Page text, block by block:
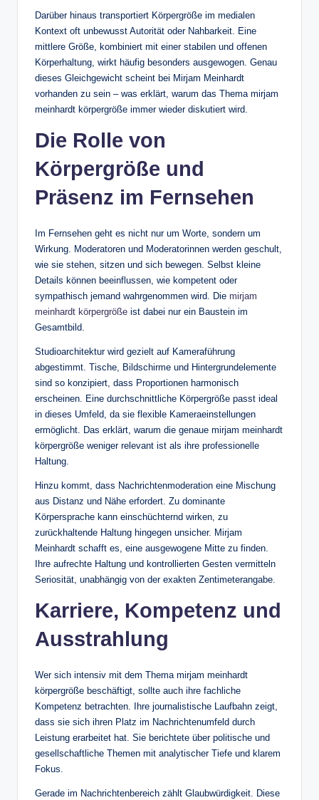
Darüber hinaus transportiert Körpergröße im medialen
Kontext oft unbewusst Autorität oder Nahbarkeit. Eine
mittlere Größe, kombiniert mit einer stabilen und offenen
Körperhaltung, wirkt häufig besonders ausgewogen. Genau
dieses Gleichgewicht scheint bei Mirjam Meinhardt
vorhanden zu sein – was erklärt, warum das Thema mirjam
meinhardt körpergröße immer wieder diskutiert wird.
Die Rolle von
Körpergröße und
Präsenz im Fernsehen
Im Fernsehen geht es nicht nur um Worte, sondern um
Wirkung. Moderatoren und Moderatorinnen werden geschult,
wie sie stehen, sitzen und sich bewegen. Selbst kleine
Details können beeinflussen, wie kompetent oder
sympathisch jemand wahrgenommen wird. Die mirjam
meinhardt körpergröße ist dabei nur ein Baustein im
Gesamtbild.
Studioarchitektur wird gezielt auf Kameraführung
abgestimmt. Tische, Bildschirme und Hintergrundelemente
sind so konzipiert, dass Proportionen harmonisch
erscheinen. Eine durchschnittliche Körpergröße passt ideal
in dieses Umfeld, da sie flexible Kameraeinstellungen
ermöglicht. Das erklärt, warum die genaue mirjam meinhardt
körpergröße weniger relevant ist als ihre professionelle
Haltung.
Hinzu kommt, dass Nachrichtenmoderation eine Mischung
aus Distanz und Nähe erfordert. Zu dominante
Körpersprache kann einschüchternd wirken, zu
zurückhaltende Haltung hingegen unsicher. Mirjam
Meinhardt schafft es, eine ausgewogene Mitte zu finden.
Ihre aufrechte Haltung und kontrollierten Gesten vermitteln
Seriosität, unabhängig von der exakten Zentimeterangabe.
Karriere, Kompetenz und
Ausstrahlung
Wer sich intensiv mit dem Thema mirjam meinhardt
körpergröße beschäftigt, sollte auch ihre fachliche
Kompetenz betrachten. Ihre journalistische Laufbahn zeigt,
dass sie sich ihren Platz im Nachrichtenumfeld durch
Leistung erarbeitet hat. Sie berichtete über politische und
gesellschaftliche Themen mit analytischer Tiefe und klarem
Fokus.
Gerade im Nachrichtenbereich zählt Glaubwürdigkeit. Diese